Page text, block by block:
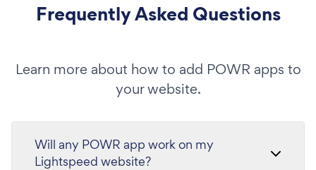
Frequently Asked Questions
Learn more about how to add POWR apps to
your website.
Will any POWR app work on my
Lightspeed website?